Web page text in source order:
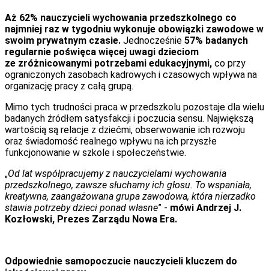
Aż 62% nauczycieli wychowania przedszkolnego co
najmniej raz w tygodniu wykonuje obowiązki zawodowe w
swoim prywatnym czasie. Jednocześnie 57% badanych
regularnie poświęca więcej uwagi dzieciom
ze zróżnicowanymi potrzebami edukacyjnymi, co przy
ograniczonych zasobach kadrowych i czasowych wpływa na
organizację pracy z całą grupą.
Mimo tych trudności praca w przedszkolu pozostaje dla wielu
badanych źródłem satysfakcji i poczucia sensu. Największą
wartością są relacje z dziećmi, obserwowanie ich rozwoju
oraz świadomość realnego wpływu na ich przyszłe
funkcjonowanie w szkole i społeczeństwie.
„Od lat współpracujemy z nauczycielami wychowania
przedszkolnego, zawsze słuchamy ich głosu. To wspaniała,
kreatywna, zaangażowana grupa zawodowa, która nierzadko
stawia potrzeby dzieci ponad własne” - mówi Andrzej J.
Kozłowski, Prezes Zarządu Nowa Era.
Odpowiednie samopoczucie nauczycieli kluczem do